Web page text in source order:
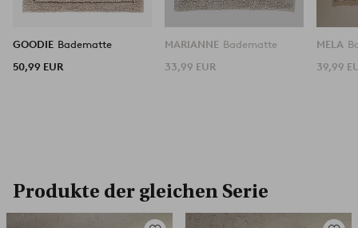
GOODIE Badematte
50,99 EUR
MARIANNE Badematte
33,99 EUR
MELA
39,99
Produkte der gleichen Serie